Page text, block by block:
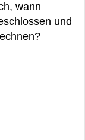
wann
und